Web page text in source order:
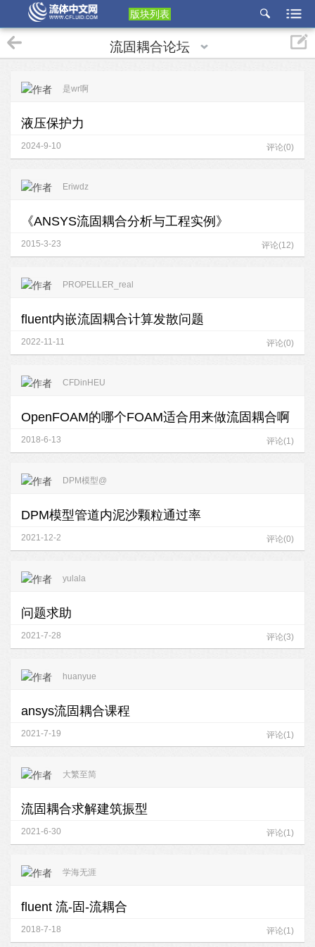
版块列表
etu
p
流固耦合论坛
是wr啊
液压保护力
2024-9-10 评论(0)
Eriwdz
《ANSYS流固耦合分析与工程实例》
2015-3-23 评论(12)
PROPELLER_real
fluent内嵌流固耦合计算发散问题
2022-11-11 评论(0)
CFDinHEU
OpenFOAM的哪个FOAM适合用来做流固耦合啊
2018-6-13 评论(1)
DPM模型@
DPM模型管道内泥沙颗粒通过率
2021-12-2 评论(0)
yulala
问题求助
2021-7-28 评论(3)
huanyue
ansys流固耦合课程
2021-7-19 评论(1)
大繁至简
流固耦合求解建筑振型
2021-6-30 评论(1)
学海无涯
fluent 流-固-流耦合
2018-7-18 评论(1)